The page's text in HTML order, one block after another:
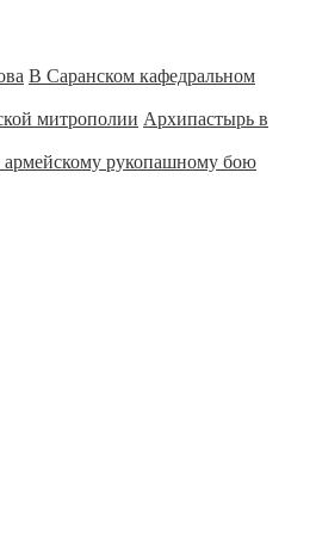
В Саранском кафедральном
Архипастырь в
рукопашному бою